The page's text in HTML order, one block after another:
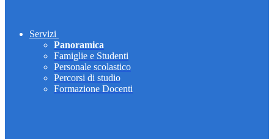
Servizi
Panoramica
Famiglie e Studenti
Personale scolastico
Percorsi di studio
Formazione Docenti